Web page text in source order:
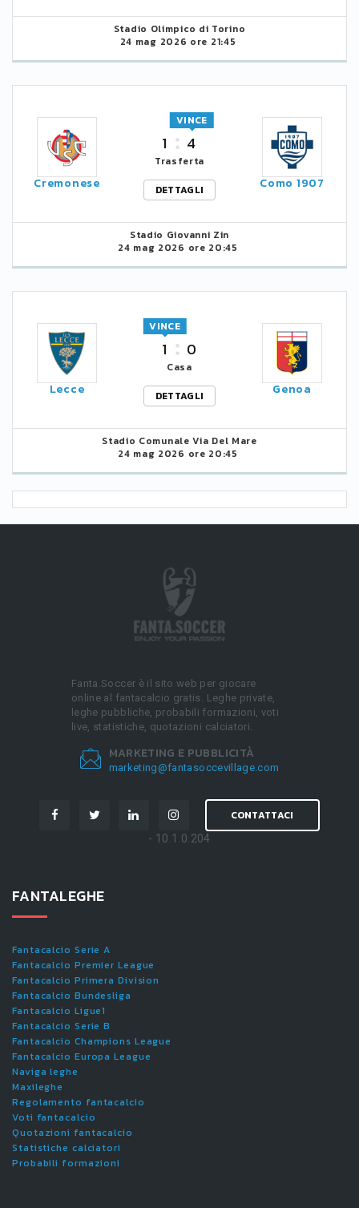
Stadio Olimpico di Torino
24 mag 2026 ore 21:45
Cremonese
1 4
VINCE
Trasferta
DETTAGLI
Como 1907
Stadio Giovanni Zin
24 mag 2026 ore 20:45
Lecce
1
VINCE
0
Casa
DETTAGLI
Genoa
Stadio Comunale Via Del Mare
24 mag 2026 ore 20:45
Fanta.Soccer è il sito web per giocare
online al fantacalcio gratis. Leghe private,
leghe pubbliche, probabili formazioni, voti
live, statistiche, quotazioni calciatori.
MARKETING E PUBBLICITÀ
marketing@fantasoccevillage.com
CONTATTACI
- 10.1.0.204
FANTALEGHE
Fantacalcio Serie A
Fantacalcio Premier League
Fantacalcio Primera Division
Fantacalcio Bundesliga
Fantacalcio Ligue1
Fantacalcio Serie B
Fantacalcio Champions League
Fantacalcio Europa League
Naviga leghe
Maxileghe
Regolamento fantacalcio
Voti fantacalcio
Quotazioni fantacalcio
Statistiche calciatori
Probabili formazioni